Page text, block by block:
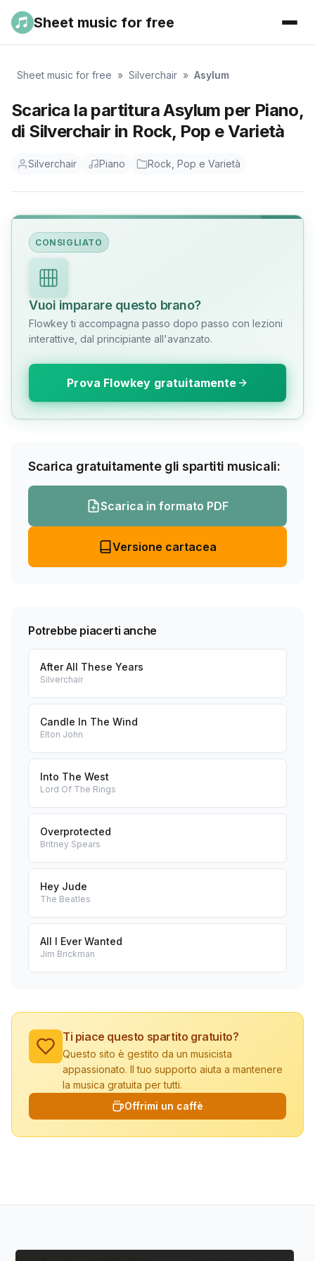
Sheet music for free
Sheet music for free » Silverchair » Asylum
Scarica la partitura Asylum per Piano,
di Silverchair in Rock, Pop e Varietà
Silverchair Piano Rock, Pop e Varietà
CONSIGLIATO
Vuoi imparare questo brano?
Flowkey ti accompagna passo dopo passo con lezioni
interattive, dal principiante all'avanzato.
Prova Flowkey gratuitamente
Scarica gratuitamente gli spartiti musicali:
Scarica in formato PDF
Versione cartacea
Potrebbe piacerti anche
After All These Years
Silverchair
Candle In The Wind
Elton John
Into The West
Lord Of The Rings
Overprotected
Britney Spears
Hey Jude
The Beatles
All I Ever Wanted
Jim Brickman
Ti piace questo spartito gratuito?
Questo sito è gestito da un musicista
appassionato. Il tuo supporto aiuta a mantenere
la musica gratuita per tutti.
Offrimi un caffè